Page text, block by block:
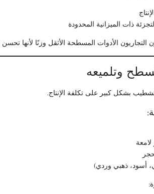
ذات الميزانية المحدودة
التجاريون الأدوات المسطحة الأثقل وزنًا لأنها
بشكل كبير على تكلفة الإنتاج.
لامعة